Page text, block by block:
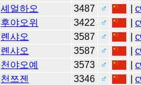
셰얼하오 3487 ♂ |
후야오위 3422 ♂ |
롄샤오 3587 ♂ |
롄샤오 3587 ♂ |
천야오예 3573 ♂ |
천쯔젠 3346 ♂ |